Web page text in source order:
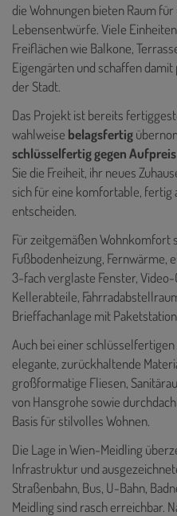
die Wohnungen bieten Raum
Lebensentwürfe. Viele
Freiflächen wie Balkone,
Eigengärten und schaffen
der Stadt.
Das Projekt ist bereits
wahlweise belagsfertig
schlüsselfertig gegen Aufpreis
Sie die Freiheit, ihr neues
sich für eine komfortable, fertig
entscheiden.
Für zeitgemäßen Wohnkomfort
Fußbodenheizung, Fernwärme,
3-fach verglaste Fenster,
Kellerabteile,
Brieffachanlage mit
Auch bei einer
elegante, zurückhaltende
großformatige Fliesen,
von Hansgrohe sowie
Basis für stilvolles Wohnen.
Die Lage in Wien-Meidling
Infrastruktur und
Straßenbahn, Bus, U-Bahn,
Meidling sind rasch erreichbar.